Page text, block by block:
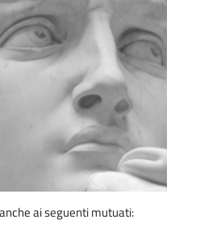
ai seguenti mutuati: